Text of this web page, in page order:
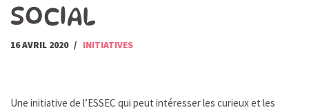
SOCIAL
16 AVRIL 2020 INITIATIVES
Une initiative de l’ESSEC qui peut intéresser les curieux et les